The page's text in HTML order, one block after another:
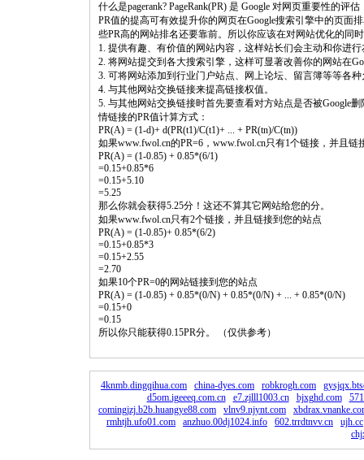
什么是pagerank? PageRank(PR) 是 Google 对网页重要性的评估
PR值的提高可有效提升你的网页在Google搜索引擎中的页面
些PR高的网站排名还要靠前。所以你应该在对网站优化的同
1. 提供有趣、有价值的网站内容，这样站长们会主动和你进
2. 将网站提交到各大搜索引擎，这样可显著改善你的网站在
3. 可将网站添加到行业门户站点、网上论坛、留言簿等等各
4. 与其他网站交换链接来提高链接权值。
5. 与其他网站交换链接时首先要查看对方站点是否被Google
情链接的PR值计算方式：
PR(A) = (1-d)+ d(PR(t1)/C(t1)+ ... + PR(tn)/C(tn))
如果www.fwol.cn的PR=6，www.fwol.cn只有1个链接，并且链
PR(A) = (1-0.85) + 0.85*(6/1)
=0.15+0.85*6
=0.15+5.10
=5.25
那么你就会获得5.25分！这还不算其它网站给您的分。
如果www.fwol.cn只有2个链接，并且链接到您的站点
PR(A) = (1-0.85)+ 0.85*(6/2)
=0.15+0.85*3
=0.15+2.55
=2.70
如果10个PR=0的网站链接到您的站点
PR(A) = (1-0.85) + 0.85*(0/N) + 0.85*(0/N) + ... + 0.85*(0/N)
=0.15+0
=0.15
所以你只能获得0.15PR分。 （仅供参考）
4knmb.dingqihua.com china-dyes.com robkrogh.com
d5om.igeeeq.com.cn
e7.zjlll1003.cn bjxghd.com
comingjzj.b2b.huangye88.com
vlnv9.njynt.com
rmhtjh.ufo01.com
anzhuo.00dj1024.info 602.trrdtnvv.cn
ujh.cc